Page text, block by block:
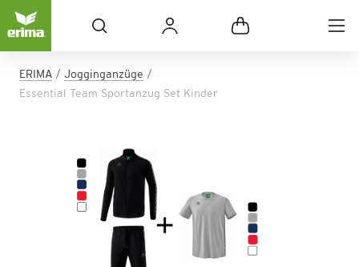
ERIMA
Jogginganzüge
Essential Team Sportanzug Set Kinder